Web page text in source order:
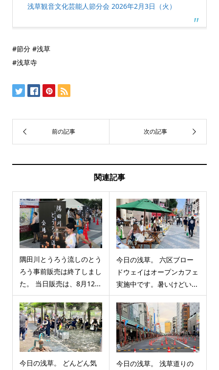
浅草観音文化芸能人節分会 2026年2月3日（火）
#節分 #浅草
#浅草寺
関連記事
隅田川とうろう流しのとう
ろう事前販売は終了しまし
た。 当日販売は、8月12...
今日の浅草。 六区ブロー
ドウェイはオープンカフェ
実施中です。暑いけどい...
今日の浅草。 どんどん気
今日の浅草。 浅草道りの